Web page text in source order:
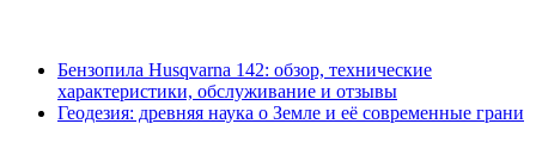
Бензопила Husqvarna 142: обзор, технические
характеристики, обслуживание и отзывы
Геодезия: древняя наука о Земле и её современные грани